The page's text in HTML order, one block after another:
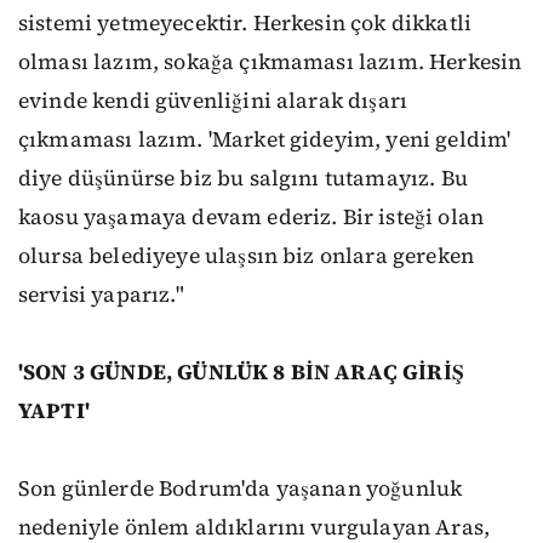
sistemi yetmeyecektir. Herkesin çok dikkatli
olması lazım, sokağa çıkmaması lazım. Herkesin
evinde kendi güvenliğini alarak dışarı
çıkmaması lazım. 'Market gideyim, yeni geldim'
diye düşünürse biz bu salgını tutamayız. Bu
kaosu yaşamaya devam ederiz. Bir isteği olan
olursa belediyeye ulaşsın biz onlara gereken
servisi yaparız."
'SON 3 GÜNDE, GÜNLÜK 8 BİN ARAÇ GİRİŞ
YAPTI'
Son günlerde Bodrum'da yaşanan yoğunluk
nedeniyle önlem aldıklarını vurgulayan Aras,